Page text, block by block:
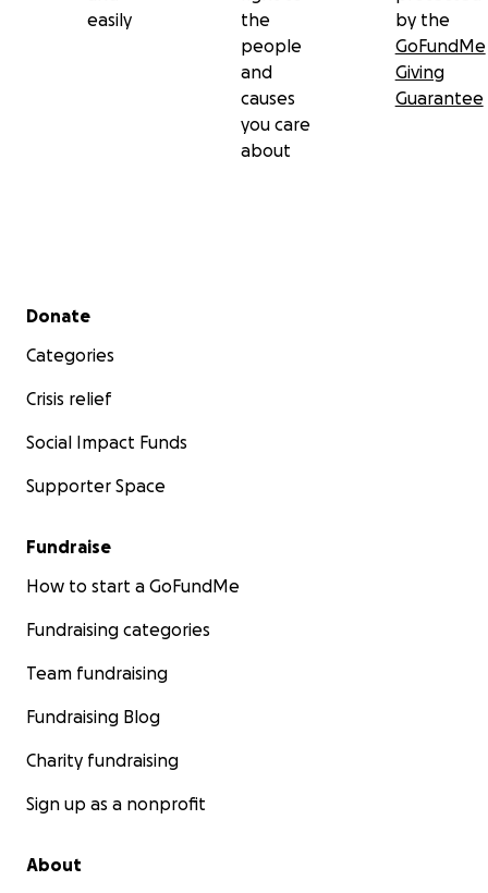
easily
the
people
and
causes
you care
about
by the
GoFundMe
Giving
Guarantee
Secondary menu
Donate
Categories
Crisis relief
Social Impact Funds
Supporter Space
Fundraise
How to start a GoFundMe
Fundraising categories
Team fundraising
Fundraising Blog
Charity fundraising
Sign up as a nonprofit
About